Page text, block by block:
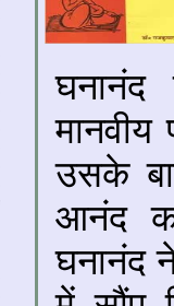
उसके
आनंद
घनानंद